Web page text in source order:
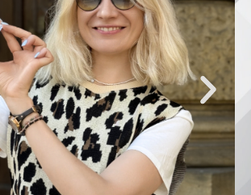
LAWGUARD
ВНЖ на 3 года
прямиком из Катовице!
УЗНАТЬ БОЛЬШЕ